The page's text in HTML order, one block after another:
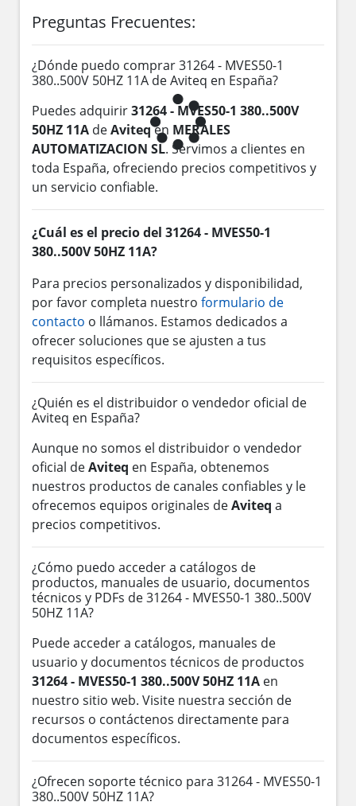
Preguntas Frecuentes:
¿Dónde puedo comprar 31264 - MVES50-1
380..500V 50HZ 11A de Aviteq en España?
Puedes adquirir31264 - MVES50-1 380..500V
50HZ 11A deAviteqen MERALES
AUTOMATIZACION SL. Servimos a clientes en
toda España, ofreciendo precios competitivos y
un servicio confiable.
¿Cuál es el precio del 31264 - MVES50-1
380..500V 50HZ 11A?
Para precios personalizados y disponibilidad,
por favor completa nuestro formulario de
contacto o llámanos. Estamos dedicados a
ofrecer soluciones que se ajusten a tus
requisitos específicos.
¿Quién es el distribuidor o vendedor oficial de
Aviteq en España?
Aunque no somos el distribuidor o vendedor
oficial deAviteq en España, obtenemos
nuestros productos de canales confiables y le
ofrecemos equipos originales deAviteq a
precios competitivos.
¿Cómo puedo acceder a catálogos de
productos, manuales de usuario, documentos
técnicos y PDFs de 31264 - MVES50-1 380..500V
50HZ 11A?
Puede acceder a catálogos, manuales de
usuario y documentos técnicos de productos
31264 - MVES50-1 380..500V 50HZ 11A en
nuestro sitio web. Visite nuestra sección de
recursos o contáctenos directamente para
documentos específicos.
¿Ofrecen soporte técnico para 31264 - MVES50-1
380..500V 50HZ 11A?